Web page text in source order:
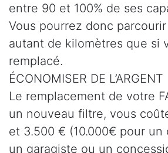
entre 90 et 100% de ses
Vous pourrez donc
autant de kilomètres que si
remplacé.
ÉCONOMISER DE L’ARGENT
Le remplacement de votre
un nouveau filtre, vous
et 3.500 € (10.000€ pour un
un garagiste ou un